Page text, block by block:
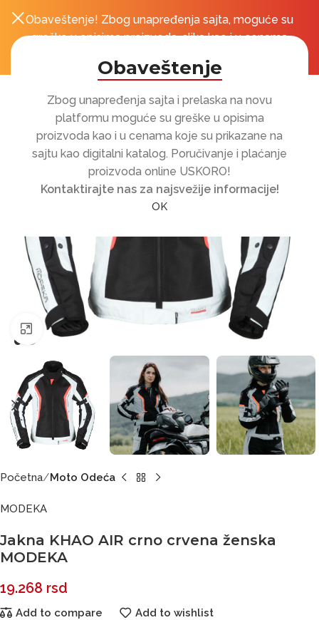
Obaveštenje
Zbog unapređenja sajta i prelaska na novu
platformu moguće su greške u opisima
proizvoda kao i u cenama koje su prikazane na
sajtu kao digitalni katalog. Poručivanje i plaćanje
proizvoda online USKORO!
Kontaktirajte nas za najsvežije informacije!
OK
Obaveštenje! Zbog unapređenja sajta, moguće su
greške u opisima proizvoda, slika kao i u cenama
Click to enlarge
Početna Moto Odeća
MODEKA
Jakna KHAO AIR crno crvena ženska
MODEKA
19.268 rsd
Add to compare Add to wishlist